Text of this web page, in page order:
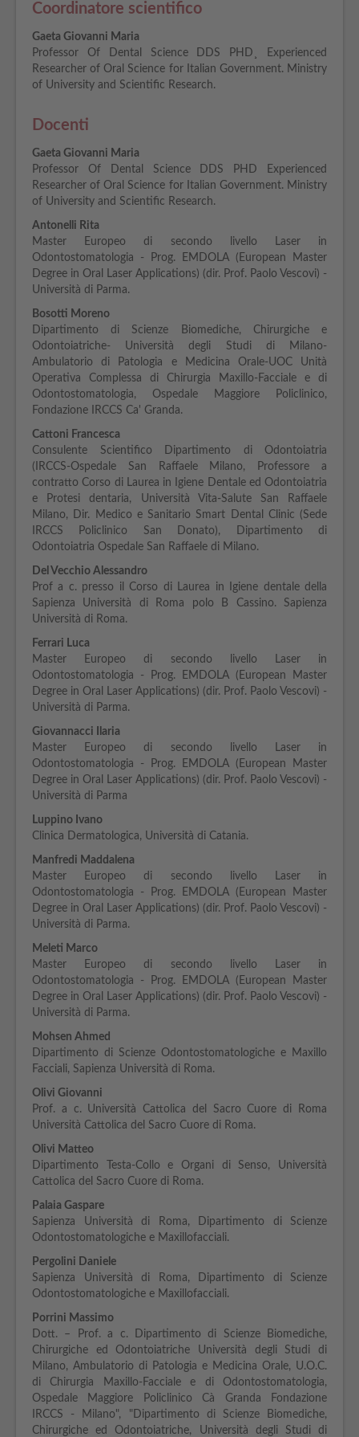
Coordinatore scientifico
Gaeta Giovanni Maria
Professor Of Dental Science DDS PHD¸ Experienced
Researcher of Oral Science for Italian Government. Ministry
of University and Scientific Research.
Docenti
Gaeta Giovanni Maria
Professor Of Dental Science DDS PHD Experienced
Researcher of Oral Science for Italian Government. Ministry
of University and Scientific Research.
Antonelli Rita
Master Europeo di secondo livello Laser in
Odontostomatologia - Prog. EMDOLA (European Master
Degree in Oral Laser Applications) (dir. Prof. Paolo Vescovi) -
Università di Parma.
Bosotti Moreno
Dipartimento di Scienze Biomediche, Chirurgiche e
Odontoiatriche- Università degli Studi di Milano-
Ambulatorio di Patologia e Medicina Orale-UOC Unità
Operativa Complessa di Chirurgia Maxillo-Facciale e di
Odontostomatologia, Ospedale Maggiore Policlinico,
Fondazione IRCCS Ca' Granda.
Cattoni Francesca
Consulente Scientifico Dipartimento di Odontoiatria
(IRCCS-Ospedale San Raffaele Milano, Professore a
contratto Corso di Laurea in Igiene Dentale ed Odontoiatria
e Protesi dentaria, Università Vita-Salute San Raffaele
Milano, Dir. Medico e Sanitario Smart Dental Clinic (Sede
IRCCS Policlinico San Donato), Dipartimento di
Odontoiatria Ospedale San Raffaele di Milano.
Del Vecchio Alessandro
Prof a c. presso il Corso di Laurea in Igiene dentale della
Sapienza Università di Roma polo B Cassino. Sapienza
Università di Roma.
Ferrari Luca
Master Europeo di secondo livello Laser in
Odontostomatologia - Prog. EMDOLA (European Master
Degree in Oral Laser Applications) (dir. Prof. Paolo Vescovi) -
Università di Parma.
Giovannacci Ilaria
Master Europeo di secondo livello Laser in
Odontostomatologia - Prog. EMDOLA (European Master
Degree in Oral Laser Applications) (dir. Prof. Paolo Vescovi) -
Università di Parma
Luppino Ivano
Clinica Dermatologica, Università di Catania.
Manfredi Maddalena
Master Europeo di secondo livello Laser in
Odontostomatologia - Prog. EMDOLA (European Master
Degree in Oral Laser Applications) (dir. Prof. Paolo Vescovi) -
Università di Parma.
Meleti Marco
Master Europeo di secondo livello Laser in
Odontostomatologia - Prog. EMDOLA (European Master
Degree in Oral Laser Applications) (dir. Prof. Paolo Vescovi) -
Università di Parma.
Mohsen Ahmed
Dipartimento di Scienze Odontostomatologiche e Maxillo
Facciali, Sapienza Università di Roma.
Olivi Giovanni
Prof. a c. Università Cattolica del Sacro Cuore di Roma
Università Cattolica del Sacro Cuore di Roma.
Olivi Matteo
Dipartimento Testa-Collo e Organi di Senso, Università
Cattolica del Sacro Cuore di Roma.
Palaia Gaspare
Sapienza Università di Roma, Dipartimento di Scienze
Odontostomatologiche e Maxillofacciali.
Pergolini Daniele
Sapienza Università di Roma, Dipartimento di Scienze
Odontostomatologiche e Maxillofacciali.
Porrini Massimo
Dott. – Prof. a c. Dipartimento di Scienze Biomediche,
Chirurgiche ed Odontoiatriche Università degli Studi di
Milano, Ambulatorio di Patologia e Medicina Orale, U.O.C.
di Chirurgia Maxillo-Facciale e di Odontostomatologia,
Ospedale Maggiore Policlinico Cà Granda Fondazione
IRCCS - Milano", "Dipartimento di Scienze Biomediche,
Chirurgiche ed Odontoiatriche, Università degli Studi di